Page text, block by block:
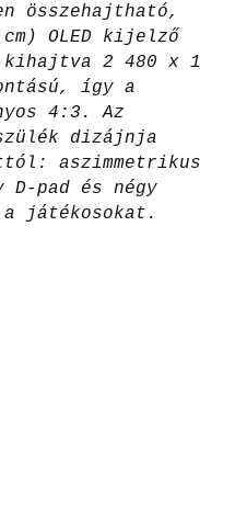
összehajtható,
OLED kijelző
2 480 x 1
így a
4:3. Az
dizájnja
aszimmetrikus
D-pad és négy
a játékosokat.